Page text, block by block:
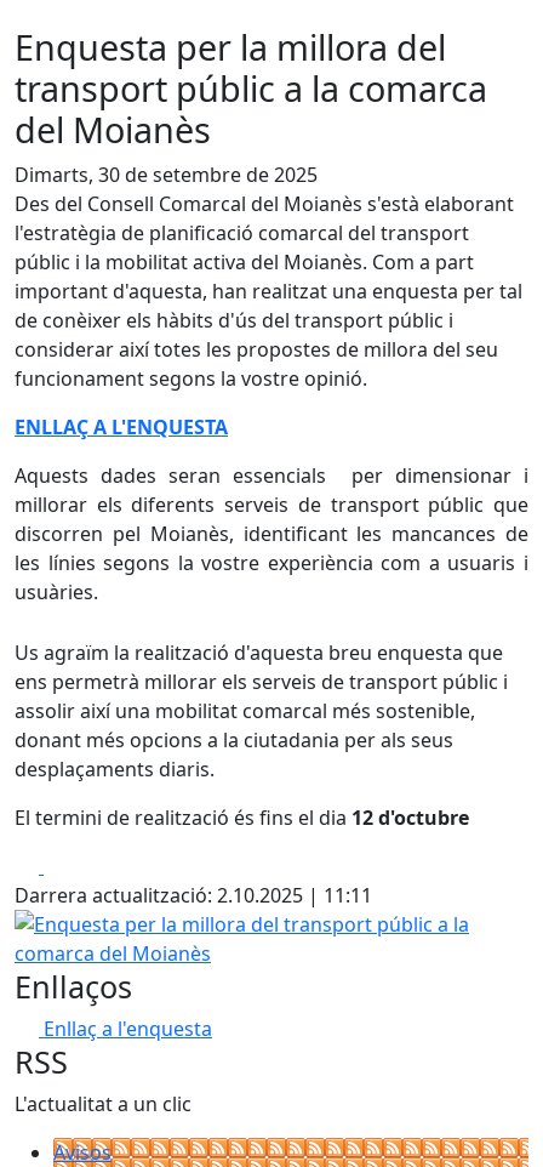
Enquesta per la millora del
transport públic a la comarca
del Moianès
Dimarts, 30 de setembre de 2025
Des del Consell Comarcal del Moianès s'està elaborant
l'estratègia de planificació comarcal del transport
públic i la mobilitat activa del Moianès. Com a part
important d'aquesta, han realitzat una enquesta per tal
de conèixer els hàbits d'ús del transport públic i
considerar així totes les propostes de millora del seu
funcionament segons la vostre opinió.
ENLLAÇ A L'ENQUESTA
Aquests dades seran essencials per dimensionar i
millorar els diferents serveis de transport públic que
discorren pel Moianès, identificant les mancances de
les línies segons la vostre experiència com a usuaris i
usuàries.
Us agraïm la realització d'aquesta breu enquesta que
ens permetrà millorar els serveis de transport públic i
assolir així una mobilitat comarcal més sostenible,
donant més opcions a la ciutadania per als seus
desplaçaments diaris.
El termini de realització és fins el dia 12 d'octubre
Darrera actualització: 2.10.2025 | 11:11
Enquesta per la millora del transport públic a la comarca
Enllaços
Enllaç a l'enquesta
RSS
L'actualitat a un clic
Avisos